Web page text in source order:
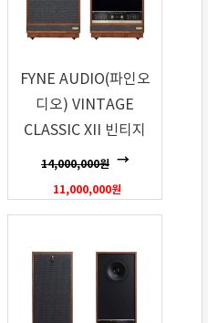
FYNE AUDIO(파인오
디오) VINTAGE
CLASSIC XII 빈티지
클래식 12
14,000,000원
11,000,000원